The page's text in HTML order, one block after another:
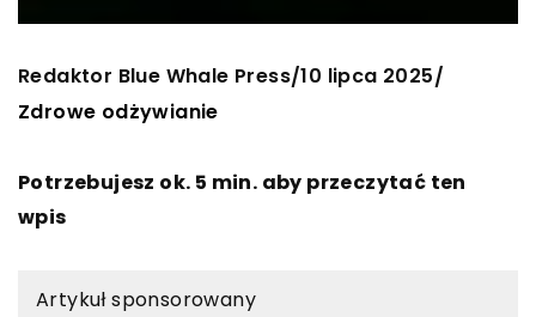
Redaktor Blue Whale Press/10 lipca 2025/
Zdrowe odżywianie
Potrzebujesz ok. 5 min. aby przeczytać ten
wpis
Artykuł sponsorowany